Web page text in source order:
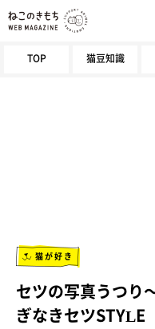
TOP 猫豆知識
猫が好き
セツの写真うつ
ぎなきセツ